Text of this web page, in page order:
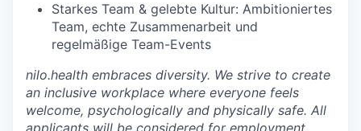
Starkes Team & gelebte Kultur: Ambitioniertes
Team, echte Zusammenarbeit und
regelmäßige Team-Events
nilo.health embraces diversity. We strive to create
an inclusive workplace where everyone feels
welcome, psychologically and physically safe. All